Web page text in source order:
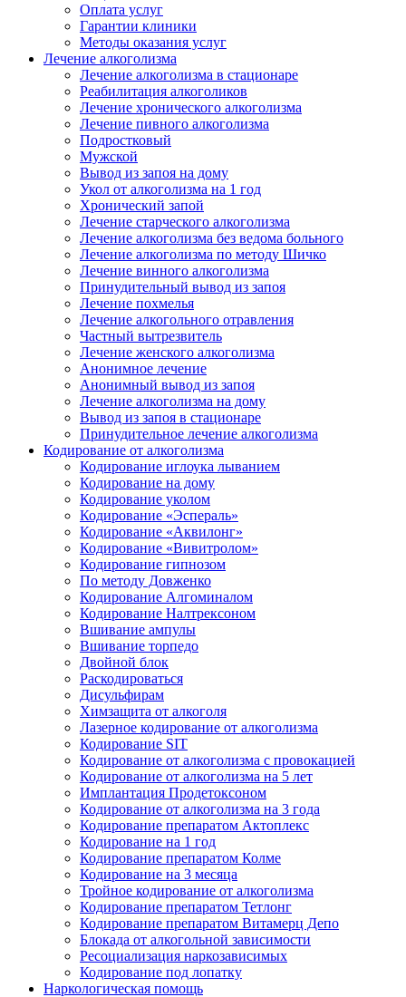
Оплата услуг
Гарантии клиники
Методы оказания услуг
Лечение алкоголизма
Лечение алкоголизма в стационаре
Реабилитация алкоголиков
Лечение хронического алкоголизма
Лечение пивного алкоголизма
Подростковый
Мужской
Вывод из запоя на дому
Укол от алкоголизма на 1 год
Хронический запой
Лечение старческого алкоголизма
Лечение алкоголизма без ведома больного
Лечение алкоголизма по методу Шичко
Лечение винного алкоголизма
Принудительный вывод из запоя
Лечение похмелья
Лечение алкогольного отравления
Частный вытрезвитель
Лечение женского алкоголизма
Анонимное лечение
Анонимный вывод из запоя
Лечение алкоголизма на дому
Вывод из запоя в стационаре
Принудительное лечение алкоголизма
Кодирование от алкоголизма
Кодирование иглоука лыванием
Кодирование на дому
Кодирование уколом
Кодирование «Эспераль»
Кодирование «Аквилонг»
Кодирование «Вивитролом»
Кодирование гипнозом
По методу Довженко
Кодирование Алгоминалом
Кодирование Налтрексоном
Вшивание ампулы
Вшивание торпедо
Двойной блок
Раскодироваться
Дисульфирам
Химзащита от алкоголя
Лазерное кодирование от алкоголизма
Кодирование SIT
Кодирование от алкоголизма с провокацией
Кодирование от алкоголизма на 5 лет
Имплантация Продетоксоном
Кодирование от алкоголизма на 3 года
Кодирование препаратом Актоплекс
Кодирование на 1 год
Кодирование препаратом Колме
Кодирование на 3 месяца
Тройное кодирование от алкоголизма
Кодирование препаратом Тетлонг
Кодирование препаратом Витамерц Депо
Блокада от алкогольной зависимости
Ресоциализация наркозависимых
Кодирование под лопатку
Наркологическая помощь